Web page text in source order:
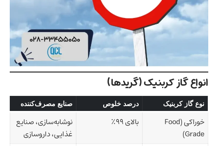
انواع گاز کربنیک (گریدها)
نوع گاز کربنیک درصد خلوص صنایع مصرف‌کننده
خوراکی (Food
Grade)
بالای ۹۹٪
نوشابه‌سازی، صنایع
غذایی، داروسازی